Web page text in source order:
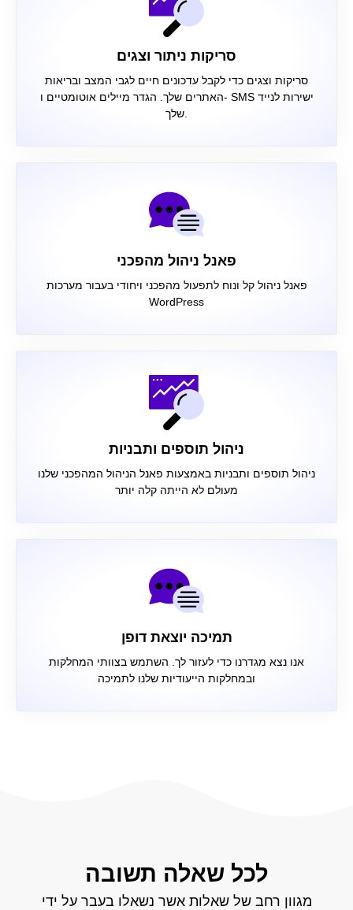
סריקות ניתור וצגים
סריקות וצגים כדי לקבל עדכונים חיים לגבי המצב ובריאות
האתרים שלך. הגדר מיילים אוטומטיים ו- SMS ישירות לנייד
פאנל ניהול מהפכני
פאנל ניהול קל ונוח לתפעול מהפכני ויחודי בעבור מערכות
WordPress
ניהול תוספים ותבניות
ניהול תוספים ותבניות באמצעות פאנל הניהול המהפכני שלנו
מעולם לא הייתה קלה יותר
תמיכה יוצאת דופן
אנו נצא מגדרנו כדי לעזור לך. השתמש בצוותי המחלקות
ובמחלקות הייעודיות שלנו לתמיכה
לכל שאלה תשובה
מגוון רחב של שאלות אשר נשאלו בעבר על ידי